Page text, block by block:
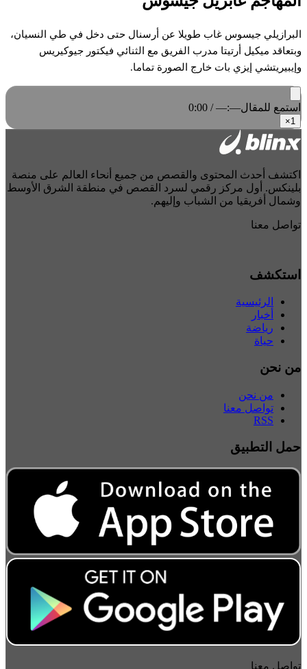
البرازيلي جيسوس غاب طويلا عن أرسنال حتى دخل في طي النسيان،
وبتعاقد ميكيل أرتيتا مدرب الفريق مع الثنائي فيكتور جيوكيريس
وإيبيريتشي إيزي بات خارج الصورة تماما.
استمع للمقال0:00 / —:—
1
×
اكتشف أحدث المحتوى والقصص من جميع أنحاء العالم على منصة
بلينكس. أول مركز رقمي لسرد القصص في منطقة الشرق الأوسط
وشمال أفريقيا من الشباب وإليهم.
تواصل معنا
استكشف
الرئيسية
أخبار
رياضة
حياة
من نحن
من نحن
تواصل معنا
RSS
حمل التطبيق
تواصل معنا